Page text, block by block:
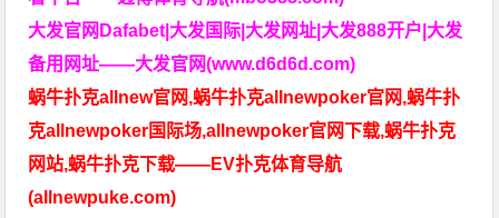
大发官网Dafabet|大发国际|大发网址|大发888开户|大发
备用网址——大发官网(www.d6d6d.com)
蜗牛扑克allnew官网,蜗牛扑克allnewpoker官网,蜗牛扑
克allnewpoker国际场,allnewpoker官网下载,蜗牛扑克
网站,蜗牛扑克下载——EV扑克体育导航
(allnewpuke.com)